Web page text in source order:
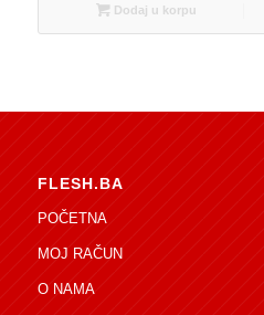
Dodaj u korpu
FLESH.BA
POČETNA
MOJ RAČUN
O NAMA